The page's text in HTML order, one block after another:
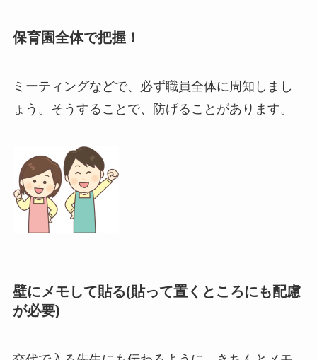
保育園全体で把握！
ミーティングなどで、必ず職員全体に周知しまし
ょう。そうすることで、防げることがあります。
壁にメモして貼る(貼って置くところにも配慮
が必要)